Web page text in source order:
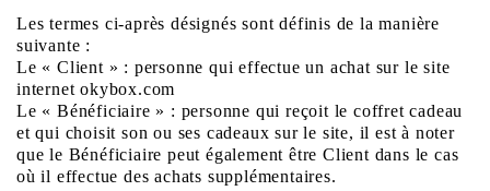
Les termes ci-après désignés sont définis de la manière
suivante :
Le « Client » : personne qui effectue un achat sur le site
internet okybox.com
Le « Bénéficiaire » : personne qui reçoit le coffret cadeau
et qui choisit son ou ses cadeaux sur le site, il est à noter
que le Bénéficiaire peut également être Client dans le cas
où il effectue des achats supplémentaires.